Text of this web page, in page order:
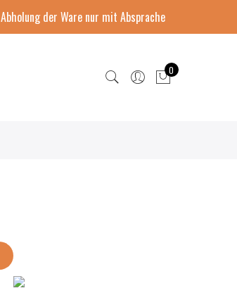
Abholung der Ware nur mit Absprache
0